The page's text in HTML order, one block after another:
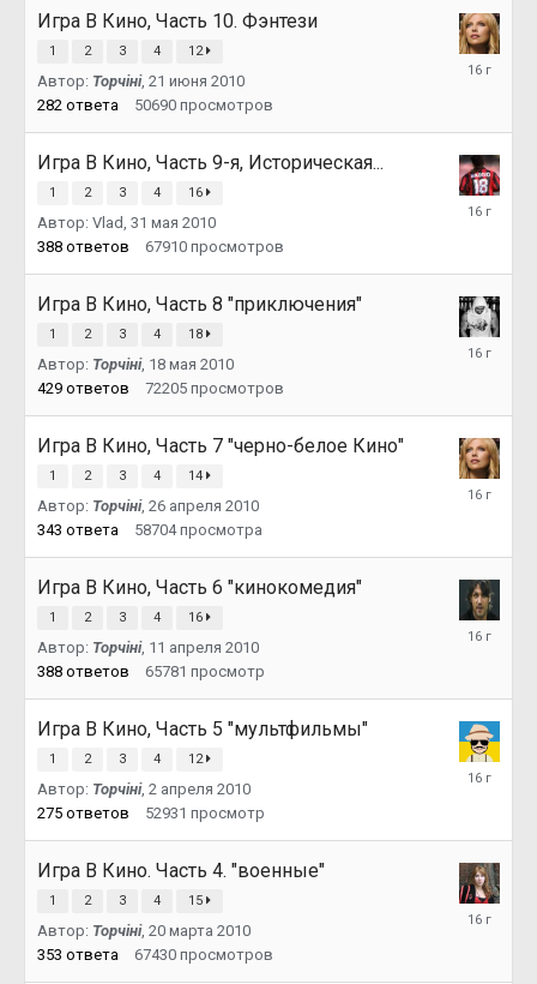
Игра В Кино, Часть 10. Фэнтези
1 2 3 4 12
Автор: Topчiнi, 21 июня 2010
282 ответа 50690 просмотров
13
Игра В Кино, Часть 9-я, Историческая...
1 2 3 4 16
Автор: Vlad, 31 мая 2010
388 ответов 67910 просмотров
21
Игра В Кино, Часть 8 "приключения"
1 2 3 4 18
Автор: Topчiнi, 18 мая 2010
429 ответов 72205 просмотров
31
Игра В Кино, Часть 7 "черно-белое Кино"
1 2 3 4 14
Автор: Topчiнi, 26 апреля 2010
343 ответа 58704 просмотра
19
Игра В Кино, Часть 6 "кинокомедия"
1 2 3 4 16
Автор: Topчiнi, 11 апреля 2010
388 ответов 65781 просмотр
26
Игра В Кино, Часть 5 "мультфильмы"
1 2 3 4 12
Автор: Topчiнi, 2 апреля 2010
275 ответов 52931 просмотр
10
Игра В Кино. Часть 4. "военные"
1 2 3 4 15
Автор: Topчiнi, 20 марта 2010
353 ответа 67430 просмотров